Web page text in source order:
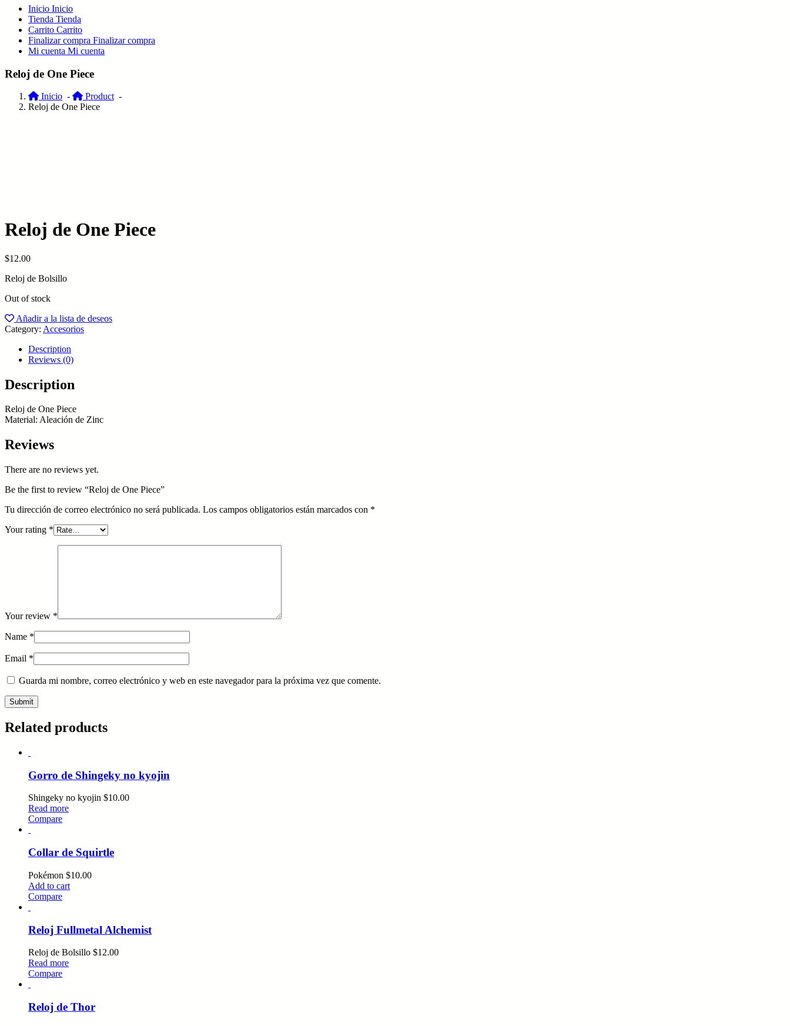
Inicio Inicio
Tienda Tienda
Carrito Carrito
Finalizar compra Finalizar compra
Mi cuenta Mi cuenta
Reloj de One Piece
Inicio - Product-
Reloj de One Piece
Reloj de One Piece
$12.00
Reloj de Bolsillo
Out of stock
Añadir a la lista de deseos
Category: Accesorios
Description
Reviews (0)
Description
Reloj de One Piece
Material: Aleación de Zinc
Reviews
There are no reviews yet.
Be the first to review “Reloj de One Piece”
Tu dirección de correo electrónico no será publicada. Los campos obligatorios están marcados con *
Your rating *
Your review *
Name *
Email *
Guarda mi nombre, correo electrónico y web en este navegador para la próxima vez que comente.
Related products
Gorro de Shingeky no kyojin
Shingeky no kyojin $10.00
Read more
Compare
Collar de Squirtle
Pokémon $10.00
Add to cart
Compare
Reloj Fullmetal Alchemist
Reloj de Bolsillo $12.00
Read more
Compare
Reloj de Thor